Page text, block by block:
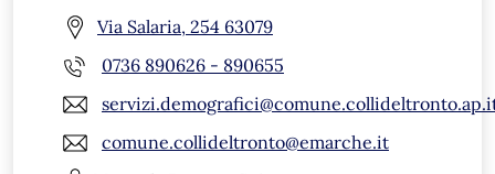
Via Salaria, 254 63079
0736 890626 - 890655
comune.collideltronto@emarche.it